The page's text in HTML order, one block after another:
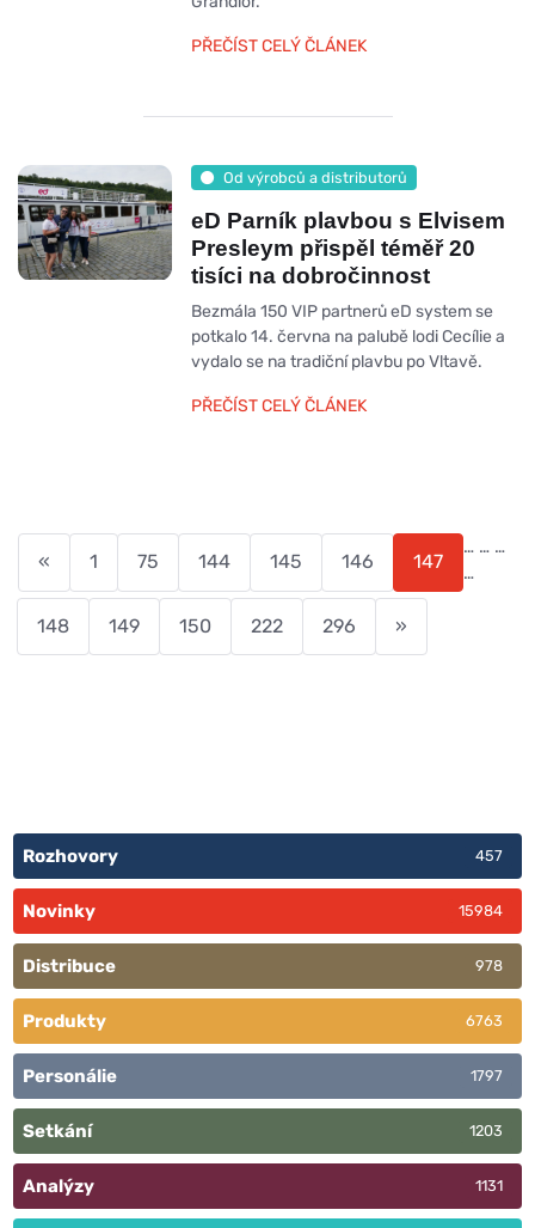
PŘEČÍST CELÝ ČLÁNEK
Od výrobců a distributorů
eD Parník plavbou s Elvisem
Presleym přispěl téměř 20
tisíci na dobročinnost
Bezmála 150 VIP partnerů eD system se
potkalo 14. června na palubě lodi Cecílie a
vydalo se na tradiční plavbu po Vltavě.
PŘEČÍST CELÝ ČLÁNEK
« 1
…
75
…
144 145 146 147
148 149 150
…
222
…
296 »
Rozhovory 457
Novinky 15984
Distribuce 978
Produkty 6763
Personálie 1797
Setkání 1203
Analýzy 1131